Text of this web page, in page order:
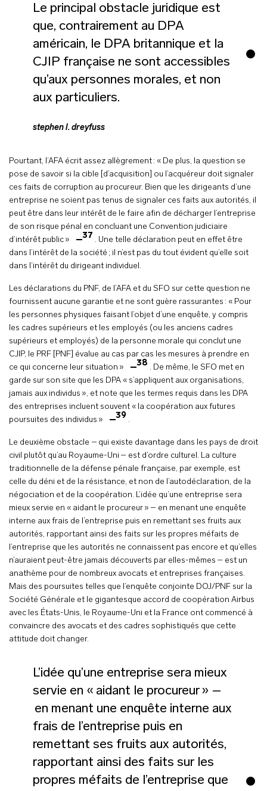
Le principal obstacle juridique est
que, contrairement au DPA
américain, le DPA britannique et la
CJIP française ne sont accessibles
qu’aux personnes morales, et non
aux particuliers.
stephen l. dreyfuss
Pourtant, l’AFA écrit assez allègrement : « De plus, la question se
pose de savoir si la cible [d’acquisition] ou l’acquéreur doit signaler
ces faits de corruption au procureur. Bien que les dirigeants d’une
entreprise ne soient pas tenus de signaler ces faits aux autorités, il
peut être dans leur intérêt de le faire afin de décharger l’entreprise
de son risque pénal en concluant une Convention judiciaire
d’intérêt public »
37 . Une telle déclaration peut en effet être
dans l’intérêt de la société ; il n’est pas du tout évident qu’elle soit
dans l’intérêt du dirigeant individuel.
Les déclarations du PNF, de l’AFA et du SFO sur cette question ne
fournissent aucune garantie et ne sont guère rassurantes : « Pour
les personnes physiques faisant l’objet d’une enquête, y compris
les cadres supérieurs et les employés (ou les anciens cadres
supérieurs et employés) de la personne morale qui conclut une
CJIP, le PRF [PNF] évalue au cas par cas les mesures à prendre en
ce qui concerne leur situation »
38 . De même, le SFO met en
garde sur son site que les DPA « s’appliquent aux organisations,
jamais aux individus », et note que les termes requis dans les DPA
des entreprises incluent souvent « la coopération aux futures
poursuites des individus »
39 .
Le deuxième obstacle – qui existe davantage dans les pays de droit
civil plutôt qu’au Royaume-Uni – est d’ordre culturel. La culture
traditionnelle de la défense pénale française, par exemple, est
celle du déni et de la résistance, et non de l’autodéclaration, de la
négociation et de la coopération. L’idée qu’une entreprise sera
mieux servie en « aidant le procureur » – en menant une enquête
interne aux frais de l’entreprise puis en remettant ses fruits aux
autorités, rapportant ainsi des faits sur les propres méfaits de
l’entreprise que les autorités ne connaissent pas encore et qu’elles
n’auraient peut-être jamais découverts par elles-mêmes – est un
anathème pour de nombreux avocats et entreprises françaises.
Mais des poursuites telles que l’enquête conjointe DOJ/PNF sur la
Société Générale et le gigantesque accord de coopération Airbus
avec les États-Unis, le Royaume-Uni et la France ont commencé à
convaincre des avocats et des cadres sophistiqués que cette
attitude doit changer.
L’idée qu’une entreprise sera mieux
servie en « aidant le procureur » –
en menant une enquête interne aux
frais de l’entreprise puis en
remettant ses fruits aux autorités,
rapportant ainsi des faits sur les
propres méfaits de l’entreprise que